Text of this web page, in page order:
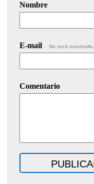
Nombre
E-mail No será mostrado.
Comentario